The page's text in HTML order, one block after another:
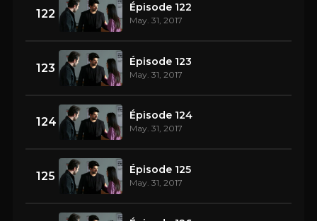
122 Épisode 122
May. 31, 2017
123 Épisode 123
May. 31, 2017
124 Épisode 124
May. 31, 2017
125 Épisode 125
May. 31, 2017